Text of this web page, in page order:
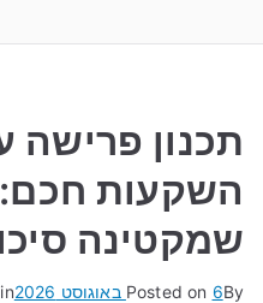
תכנון פרישה
השקעות
שמקטינה
By
Posted on 6 באוגוסט 2026